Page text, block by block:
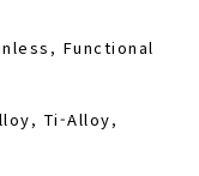
Functional
Ti-Alloy,